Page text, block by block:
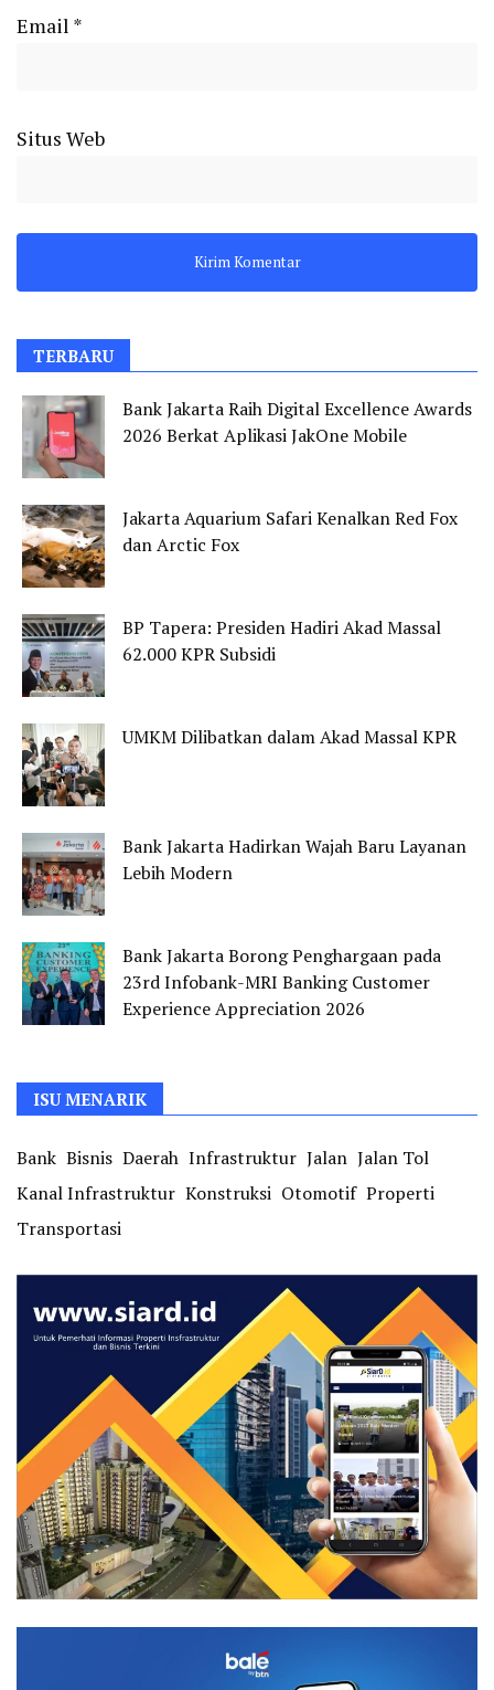
Email *
Situs Web
TERBARU
Bank Jakarta Raih Digital Excellence Awards
2026 Berkat Aplikasi JakOne Mobile
Jakarta Aquarium Safari Kenalkan Red Fox
dan Arctic Fox
BP Tapera: Presiden Hadiri Akad Massal
62.000 KPR Subsidi
UMKM Dilibatkan dalam Akad Massal KPR
Bank Jakarta Hadirkan Wajah Baru Layanan
Lebih Modern
Bank Jakarta Borong Penghargaan pada
23rd Infobank-MRI Banking Customer
Experience Appreciation 2026
ISU MENARIK
Bank Bisnis Daerah Infrastruktur Jalan Jalan Tol
Kanal Infrastruktur Konstruksi Otomotif Properti
Transportasi